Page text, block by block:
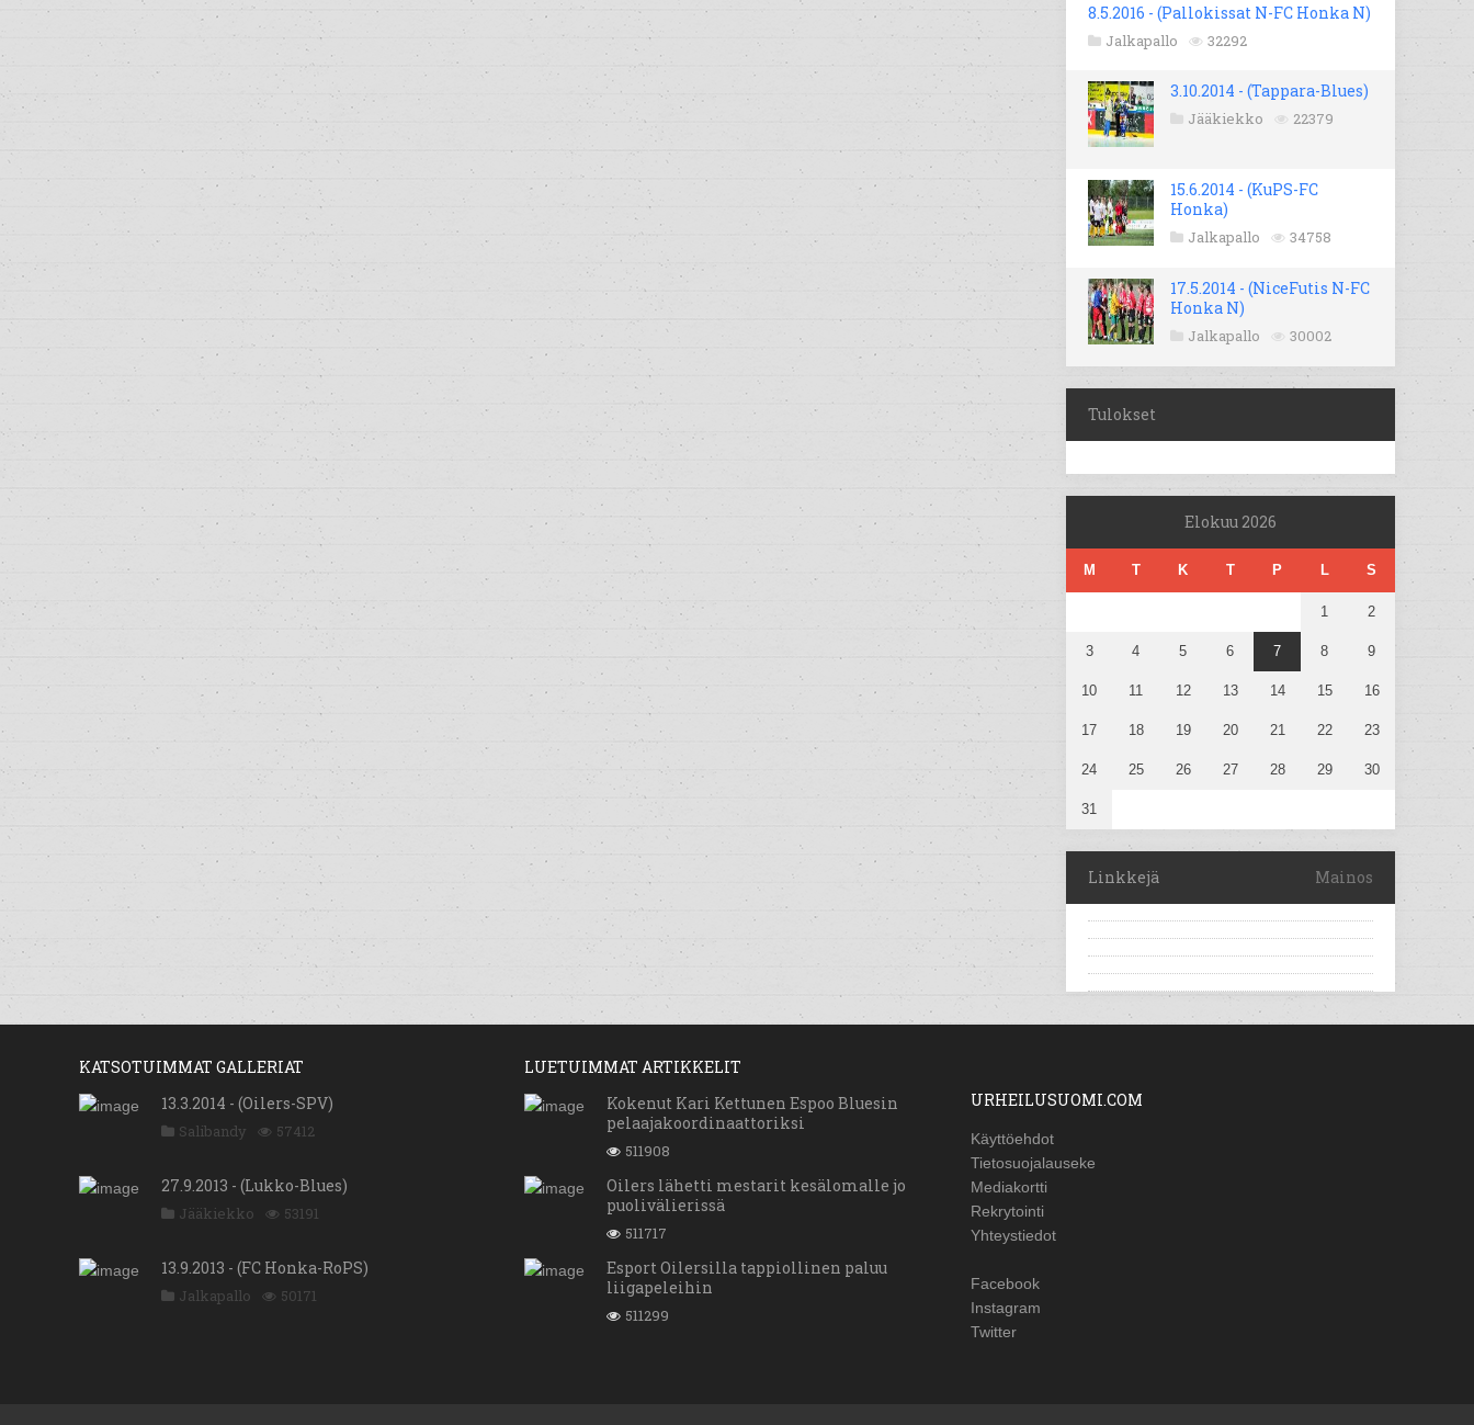
8.5.2016 - (Pallokissat N-FC Honka N)
Jalkapallo 32292
3.10.2014 - (Tappara-Blues)
Jääkiekko 22379
15.6.2014 - (KuPS-FC
Honka)
Jalkapallo 34758
17.5.2014 - (NiceFutis N-FC
Honka N)
Jalkapallo 30002
Tulokset
Elokuu 2026
M T K T P L S
1 2
3 4 5 6 7 8 9
10 11 12 13 14 15 16
17 18 19 20 21 22 23
24 25 26 27 28 29 30
31
Linkkejä Mainos
KATSOTUIMMAT GALLERIAT
13.3.2014 - (Oilers-SPV)
Salibandy 57412
27.9.2013 - (Lukko-Blues)
Jääkiekko 53191
13.9.2013 - (FC Honka-RoPS)
Jalkapallo 50171
LUETUIMMAT ARTIKKELIT
Kokenut Kari Kettunen Espoo Bluesin
pelaajakoordinaattoriksi
511908
Oilers lähetti mestarit kesälomalle jo
puolivälierissä
511717
Esport Oilersilla tappiollinen paluu
liigapeleihin
511299
URHEILUSUOMI.COM
Käyttöehdot
Tietosuojalauseke
Mediakortti
Rekrytointi
Yhteystiedot
Facebook
Instagram
Twitter